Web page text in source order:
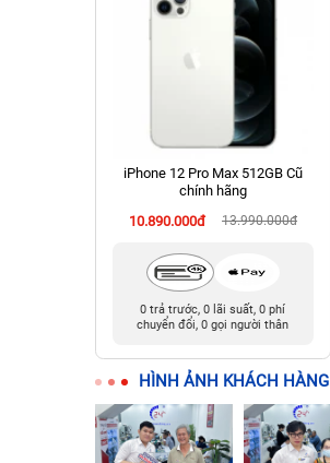
iPhone 12 Pro Max 512GB Cũ
chính hãng
10.890.000đ
13.990.000đ
0 trả trước, 0 lãi suất, 0 phí
chuyển đổi, 0 gọi người thân
HÌNH ẢNH KHÁCH HÀNG